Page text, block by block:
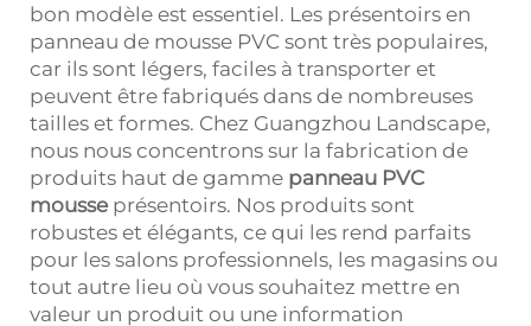
bon modèle est essentiel. Les présentoirs en
panneau de mousse PVC sont très populaires,
car ils sont légers, faciles à transporter et
peuvent être fabriqués dans de nombreuses
tailles et formes. Chez Guangzhou Landscape,
nous nous concentrons sur la fabrication de
produits haut de gamme panneau PVC
mousse présentoirs. Nos produits sont
robustes et élégants, ce qui les rend parfaits
pour les salons professionnels, les magasins ou
tout autre lieu où vous souhaitez mettre en
valeur un produit ou une information